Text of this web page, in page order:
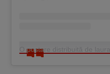
O postare distribuită de